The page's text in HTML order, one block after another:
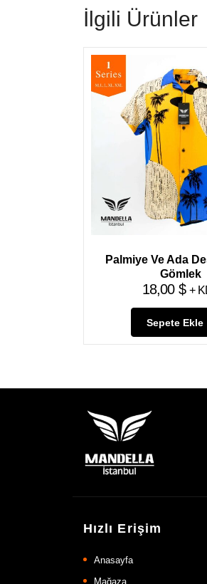
İlgili Ürünler
Palmiye Ve Ada
Gömlek
18,00 $ +
Sepete Ekle
Hızlı Erişim
Anasayfa
Mağaza